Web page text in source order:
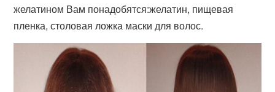
желатином Вам понадобятся:желатин, пищевая
пленка, столовая ложка маски для волос.